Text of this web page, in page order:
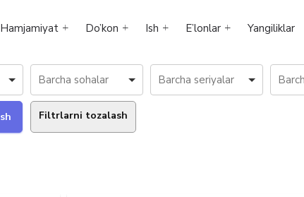
Hamjamiyat Do’kon Ish E’lonlar Yangiliklar
Filtrlarni tozalash